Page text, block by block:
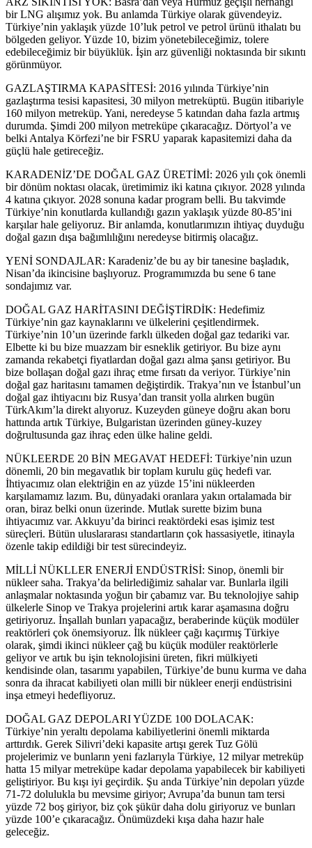
bir LNG alışımız yok. Bu anlamda Türkiye olarak güvendeyiz.
Türkiye’nin yaklaşık yüzde 10’luk petrol ve petrol ürünü ithalatı bu
bölgeden geliyor. Yüzde 10, bizim yönetebileceğimiz, tolere
edebileceğimiz bir büyüklük. İşin arz güvenliği noktasında bir sıkıntı
görünmüyor.
GAZLAŞTIRMA KAPASİTESİ: 2016 yılında Türkiye’nin
gazlaştırma tesisi kapasitesi, 30 milyon metreküptü. Bugün itibariyle
160 milyon metreküp. Yani, neredeyse 5 katından daha fazla artmış
durumda. Şimdi 200 milyon metreküpe çıkaracağız. Dörtyol’a ve
belki Antalya Körfezi’ne bir FSRU yaparak kapasitemizi daha da
güçlü hale getireceğiz.
KARADENİZ’DE DOĞAL GAZ ÜRETİMİ: 2026 yılı çok önemli
bir dönüm noktası olacak, üretimimiz iki katına çıkıyor. 2028 yılında
4 katına çıkıyor. 2028 sonuna kadar program belli. Bu takvimde
Türkiye’nin konutlarda kullandığı gazın yaklaşık yüzde 80-85’ini
karşılar hale geliyoruz. Bir anlamda, konutlarımızın ihtiyaç duyduğu
doğal gazın dışa bağımlılığını neredeyse bitirmiş olacağız.
YENİ SONDAJLAR: Karadeniz’de bu ay bir tanesine başladık,
Nisan’da ikincisine başlıyoruz. Programımızda bu sene 6 tane
sondajımız var.
DOĞAL GAZ HARİTASINI DEĞİŞTİRDİK: Hedefimiz
Türkiye’nin gaz kaynaklarını ve ülkelerini çeşitlendirmek.
Türkiye’nin 10’un üzerinde farklı ülkeden doğal gaz tedariki var.
Elbette ki bu bize muazzam bir esneklik getiriyor. Bu bize aynı
zamanda rekabetçi fiyatlardan doğal gazı alma şansı getiriyor. Bu
bize bollaşan doğal gazı ihraç etme fırsatı da veriyor. Türkiye’nin
doğal gaz haritasını tamamen değiştirdik. Trakya’nın ve İstanbul’un
doğal gaz ihtiyacını biz Rusya’dan transit yolla alırken bugün
TürkAkım’la direkt alıyoruz. Kuzeyden güneye doğru akan boru
hattında artık Türkiye, Bulgaristan üzerinden güney-kuzey
doğrultusunda gaz ihraç eden ülke haline geldi.
NÜKLEERDE 20 BİN MEGAVAT HEDEFİ: Türkiye’nin uzun
dönemli, 20 bin megavatlık bir toplam kurulu güç hedefi var.
İhtiyacımız olan elektriğin en az yüzde 15’ini nükleerden
karşılamamız lazım. Bu, dünyadaki oranlara yakın ortalamada bir
oran, biraz belki onun üzerinde. Mutlak surette bizim buna
ihtiyacımız var. Akkuyu’da birinci reaktördeki esas işimiz test
süreçleri. Bütün uluslararası standartların çok hassasiyetle, itinayla
özenle takip edildiği bir test sürecindeyiz.
MİLLİ NÜKLLER ENERJİ ENDÜSTRİSİ: Sinop, önemli bir
nükleer saha. Trakya’da belirlediğimiz sahalar var. Bunlarla ilgili
anlaşmalar noktasında yoğun bir çabamız var. Bu teknolojiye sahip
ülkelerle Sinop ve Trakya projelerini artık karar aşamasına doğru
getiriyoruz. İnşallah bunları yapacağız, beraberinde küçük modüler
reaktörleri çok önemsiyoruz. İlk nükleer çağı kaçırmış Türkiye
olarak, şimdi ikinci nükleer çağ bu küçük modüler reaktörlerle
geliyor ve artık bu işin teknolojisini üreten, fikri mülkiyeti
kendisinde olan, tasarımı yapabilen, Türkiye’de bunu kurma ve daha
sonra da ihracat kabiliyeti olan milli bir nükleer enerji endüstrisini
inşa etmeyi hedefliyoruz.
DOĞAL GAZ DEPOLARI YÜZDE 100 DOLACAK:
Türkiye’nin yeraltı depolama kabiliyetlerini önemli miktarda
arttırdık. Gerek Silivri’deki kapasite artışı gerek Tuz Gölü
projelerimiz ve bunların yeni fazlarıyla Türkiye, 12 milyar metreküp
hatta 15 milyar metreküpe kadar depolama yapabilecek bir kabiliyeti
geliştiriyor. Bu kışı iyi geçirdik. Şu anda Türkiye’nin depoları yüzde
71-72 dolulukla bu mevsime giriyor; Avrupa’da bunun tam tersi
yüzde 72 boş giriyor, biz çok şükür daha dolu giriyoruz ve bunları
yüzde 100’e çıkaracağız. Önümüzdeki kışa daha hazır hale
geleceğiz.